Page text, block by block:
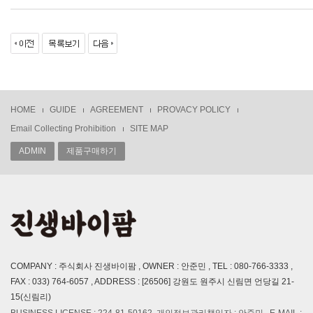
HOME GUIDE AGREEMENT
PROVACY POLICY
Email Collecting Prohibition
SITE MAP
ADMIN 제품구매하기
COMPANY : 주식회사 진생바이팜 , OWNER : 안준민 , TEL : 080-766-3333 ,
FAX : 033) 764-6057 , ADDRESS : [26506] 강원도 원주시 신림면 언당길 21-
15(신림리)